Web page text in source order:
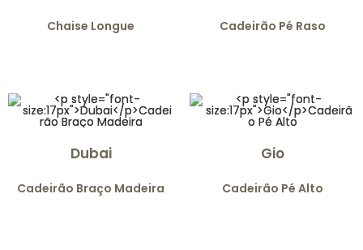
Chaise Longue Cadeirão Pé Raso
Dubai
Cadeirão Braço Madeira
Gio
Cadeirão Pé Alto